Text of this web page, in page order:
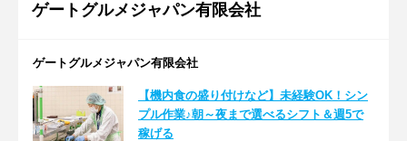
ゲートグルメジャパン有限会社
ゲートグルメジャパン有限会社
【機内食の盛り付けなど】未経験OK！シン
プル作業♪朝～夜まで選べるシフト＆週5で
稼げる